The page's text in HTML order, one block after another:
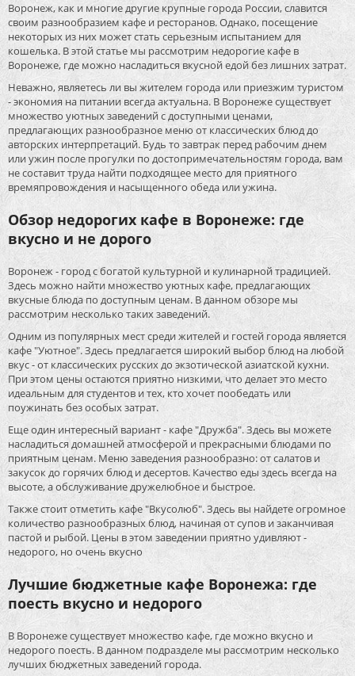
Воронеж, как и многие другие крупные города России, славится
своим разнообразием кафе и ресторанов. Однако, посещение
некоторых из них может стать серьезным испытанием для
кошелька. В этой статье мы рассмотрим недорогие кафе в
Воронеже, где можно насладиться вкусной едой без лишних затрат.
Неважно, являетесь ли вы жителем города или приезжим туристом
- экономия на питании всегда актуальна. В Воронеже существует
множество уютных заведений с доступными ценами,
предлагающих разнообразное меню от классических блюд до
авторских интерпретаций. Будь то завтрак перед рабочим днем
или ужин после прогулки по достопримечательностям города, вам
не составит труда найти подходящее место для приятного
времяпровождения и насыщенного обеда или ужина.
Обзор недорогих кафе в Воронеже: где
вкусно и не дорого
Воронеж - город с богатой культурной и кулинарной традицией.
Здесь можно найти множество уютных кафе, предлагающих
вкусные блюда по доступным ценам. В данном обзоре мы
рассмотрим несколько таких заведений.
Одним из популярных мест среди жителей и гостей города является
кафе "Уютное". Здесь предлагается широкий выбор блюд на любой
вкус - от классических русских до экзотической азиатской кухни.
При этом цены остаются приятно низкими, что делает это место
идеальным для студентов и тех, кто хочет пообедать или
поужинать без особых затрат.
Еще один интересный вариант - кафе "Дружба". Здесь вы можете
насладиться домашней атмосферой и прекрасными блюдами по
приятным ценам. Меню заведения разнообразно: от салатов и
закусок до горячих блюд и десертов. Качество еды здесь всегда на
высоте, а обслуживание дружелюбное и быстрое.
Также стоит отметить кафе "Вкусолюб". Здесь вы найдете огромное
количество разнообразных блюд, начиная от супов и заканчивая
пастой и рыбой. Цены в этом заведении приятно удивляют -
недорого, но очень вкусно
Лучшие бюджетные кафе Воронежа: где
поесть вкусно и недорого
В Воронеже существует множество кафе, где можно вкусно и
недорого поесть. В данном подразделе мы рассмотрим несколько
лучших бюджетных заведений города.